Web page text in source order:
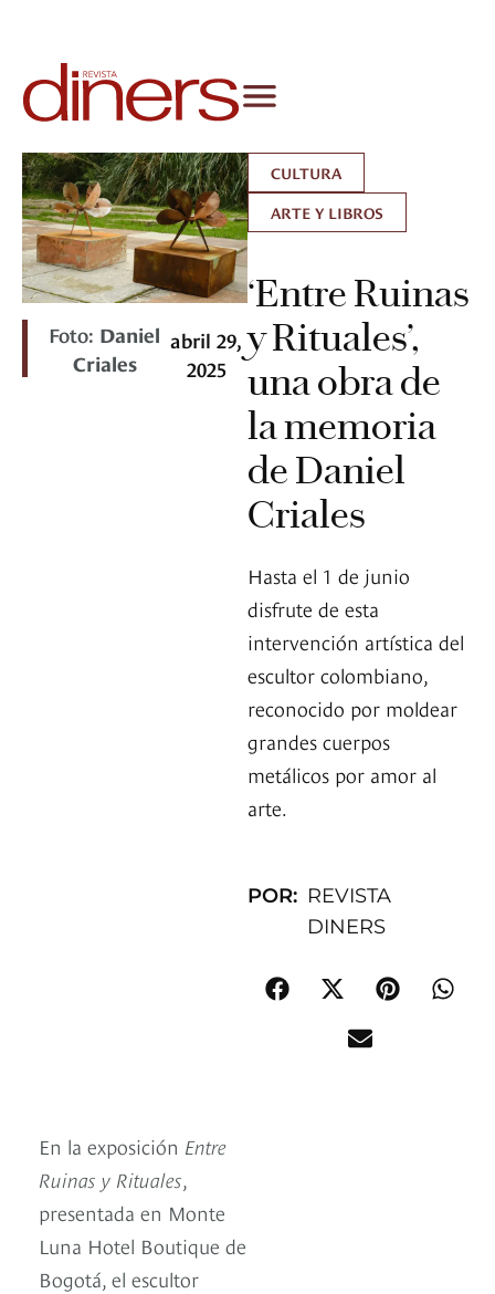
Foto: Daniel
Criales
abril 29,
2025
CULTURA
ARTE Y LIBROS
‘Entre Ruinas
y Rituales’,
una obra de
la memoria
de Daniel
Criales
Hasta el 1 de junio
disfrute de esta
intervención artística del
escultor colombiano,
reconocido por moldear
grandes cuerpos
metálicos por amor al
arte.
POR: REVISTA
DINERS
En la exposición Entre
Ruinas y Rituales,
presentada en Monte
Luna Hotel Boutique de
Bogotá, el escultor